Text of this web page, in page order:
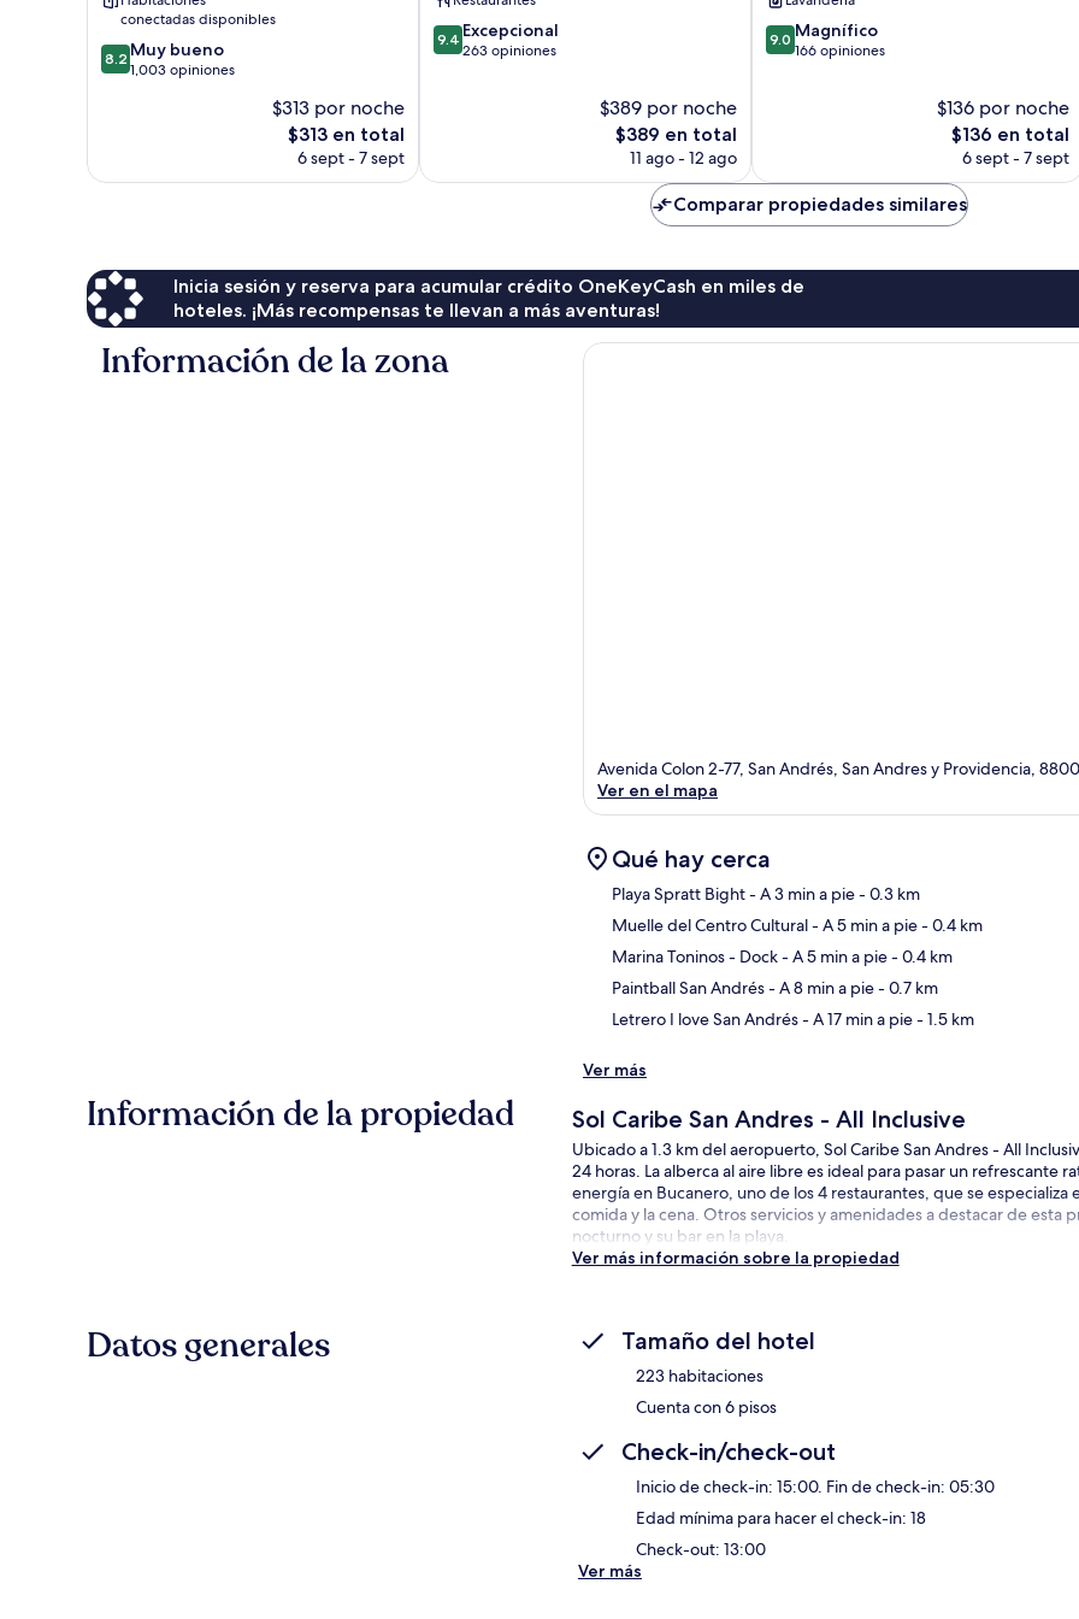
conectadas disponibles
8.2
de
opiniones
8.2 Muy bueno
1,003 opiniones
$313 por noche
El
precio
$313 en total
6 sept - 7 sept
9.4
de
9.4 Excepcional
263 opiniones
$389 por noche
El
precio
$389 en total
11 ago - 12 ago
9.0
de
9.0 Magnífico
166 opiniones
$136 por noche
El
precio
es
de
$136 en total
6 sept - 7 sept
Comparar propiedades similares
Inicia sesión y reserva para acumular crédito OneKeyCash en miles de
hoteles. ¡Más recompensas te llevan a más aventuras!
Información de la zona
Avenida Colon 2-77, San Andrés, San Andres y Providencia,
Ver en el mapa
Qué hay cerca
Playa Spratt Bight- A 3 min a pie- 0.3 km
Muelle del Centro Cultural- A 5 min a pie- 0.4 km
Marina Toninos - Dock- A 5 min a pie- 0.4 km
Paintball San Andrés- A 8 min a pie- 0.7 km
Letrero I love San Andrés- A 17 min a pie- 1.5 km
Ver más
Información de la propiedad Sol Caribe San Andres - All Inclusive
Ubicado a 1.3 km del aeropuerto, Sol Caribe San Andres - All
24 horas. La alberca al aire libre es ideal para pasar un
energía en Bucanero, uno de los 4 restaurantes, que se
comida y la cena. Otros servicios y amenidades a destacar de
nocturno y su bar en la playa.
Ver más información sobre la propiedad
Datos generales Tamaño del hotel
223 habitaciones
Cuenta con 6 pisos
Check-in/check-out
Inicio de check-in: 15:00. Fin de check-in: 05:30
Edad mínima para hacer el check-in: 18
Check-out: 13:00
Ver más